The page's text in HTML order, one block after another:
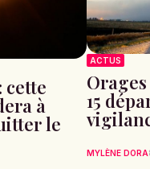
cette
à
le
ACTUS
15
MYLÈNE DORA